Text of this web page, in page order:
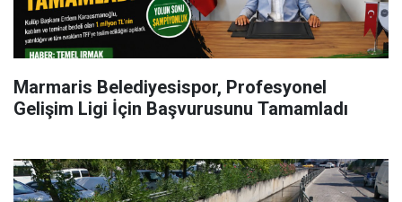
Marmaris Belediyesispor, Profesyonel
Gelişim Ligi İçin Başvurusunu Tamamladı